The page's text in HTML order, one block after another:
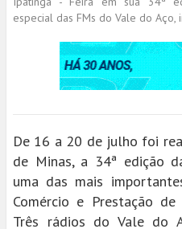
especial das FMs do Vale do Aço,
De 16 a 20 de julho foi
de Minas, a 34ª edição
uma das mais
Comércio e Prestação
Três rádios do Vale do